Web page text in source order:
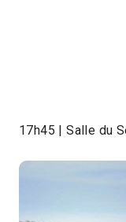
17h45 | Salle du